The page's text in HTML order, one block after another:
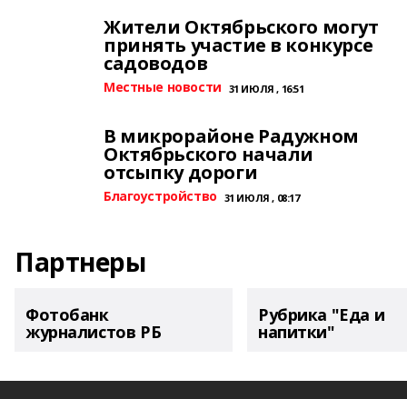
Жители Октябрьского могут
принять участие в конкурсе
садоводов
Местные новости 31 ИЮЛЯ , 16:51
В микрорайоне Радужном
Октябрьского начали
отсыпку дороги
Благоустройство 31 ИЮЛЯ , 08:17
Партнеры
Фотобанк
журналистов РБ
Рубрика "Еда и
напитки"